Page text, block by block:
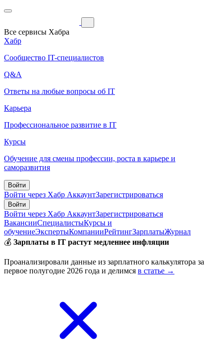
Все сервисы Хабра
Хабр
Сообщество IT-специалистов
Q&A
Ответы на любые вопросы об IT
Карьера
Профессиональное развитие в IT
Курсы
Обучение для смены профессии, роста в карьере и
саморазвития
Войти
Войти через Хабр АккаунтЗарегистрироваться
Войти
Войти через Хабр АккаунтЗарегистрироваться
ВакансииСпециалистыКурсы и
обучениеЭкспертыКомпанииРейтингЗарплатыЖурнал
💰 Зарплаты в IT растут медленнее инфляции
Проанализировали данные из зарплатного калькулятора за
первое полугодие 2026 года и делимся в статье →